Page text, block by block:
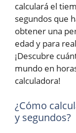
calculará el
segundos que
obtener una
edad y para
¡Descubre
mundo en
calculadora!
¿Cómo
y segundos?